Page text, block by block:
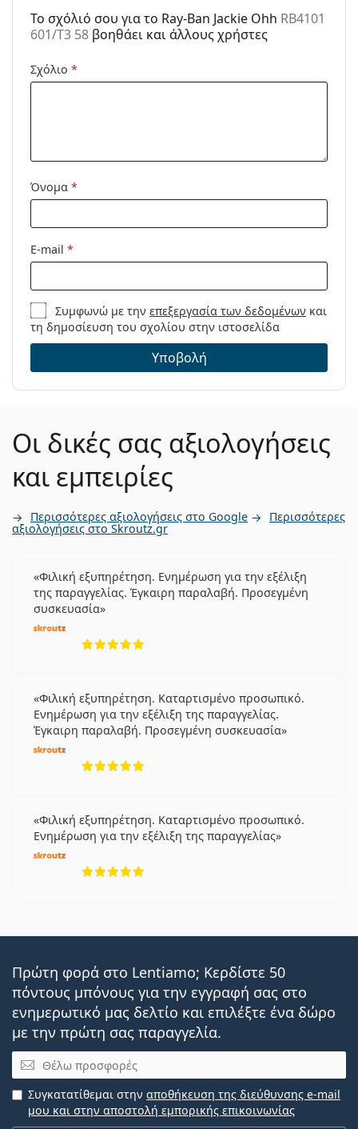
Προϊόντος /
RB4101 601/T3 58
Όχι
To σχόλιό σου για το Ray-Ban Jackie Ohh RB4101
601/T3 58 βοηθάει και άλλους χρήστες
Σχόλιο *
Όνομα *
E-mail *
Συμφωνώ με τηνεπεξεργασία των δεδομένων και
τη δημοσίευση του σχολίου στην ιστοσελίδα
Υποβολή
Οι δικές σας αξιολογήσεις
και εμπειρίες
Περισσότερες αξιολογήσεις στο Google Περισσότερες
αξιολογήσεις στο Skroutz.gr
Φιλική εξυπηρέτηση. Ενημέρωση για την εξέλιξη
της παραγγελίας. Έγκαιρη παραλαβή. Προσεγμένη
συσκευασία
Φιλική εξυπηρέτηση. Καταρτισμένο προσωπικό.
Ενημέρωση για την εξέλιξη της παραγγελίας.
Έγκαιρη παραλαβή. Προσεγμένη συσκευασία
Φιλική εξυπηρέτηση. Καταρτισμένο προσωπικό.
Ενημέρωση για την εξέλιξη της παραγγελίας
Πρώτη φορά στο Lentiamo; Κερδίστε 50
πόντους μπόνους για την εγγραφή σας στο
ενημερωτικό μας δελτίο και επιλέξτε ένα δώρο
με την πρώτη σας παραγγελία.
Email
Συγκατατίθεμαι στην αποθήκευση της διεύθυνσης e-mail
μου και στην αποστολή εμπορικής επικοινωνίας